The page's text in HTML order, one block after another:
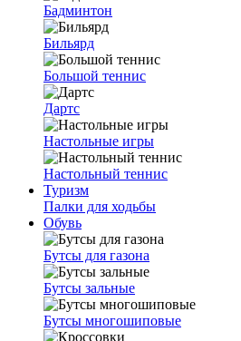
Бадминтон
Бильярд
Большой теннис
Дартс
Настольные игры
Настольный теннис
Туризм
Палки для ходьбы
Обувь
Бутсы для газона
Бутсы зальные
Бутсы многошиповые